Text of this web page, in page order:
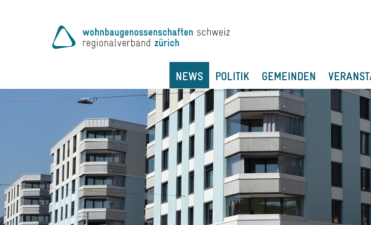
NEWS POLITIK GEMEINDEN